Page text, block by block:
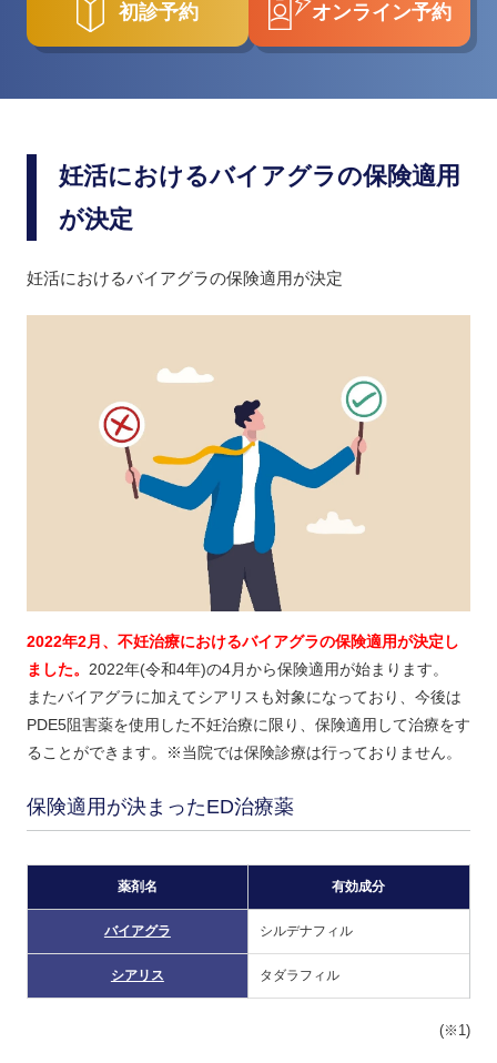
初診予約 オンライン予約
妊活におけるバイアグラの保険適用
が決定
妊活におけるバイアグラの保険適用が決定
2022年2月、不妊治療におけるバイアグラの保険適用が決定し
ました。 2022年(令和4年)の4月から保険適用が始まります。
またバイアグラに加えてシアリスも対象になっており、今後は
PDE5阻害薬を使用した不妊治療に限り、保険適用して治療をす
ることができます。※当院では保険診療は行っておりません。
保険適用が決まったED治療薬
薬剤名 有効成分
バイアグラ シルデナフィル
シアリス タダラフィル
(※1)